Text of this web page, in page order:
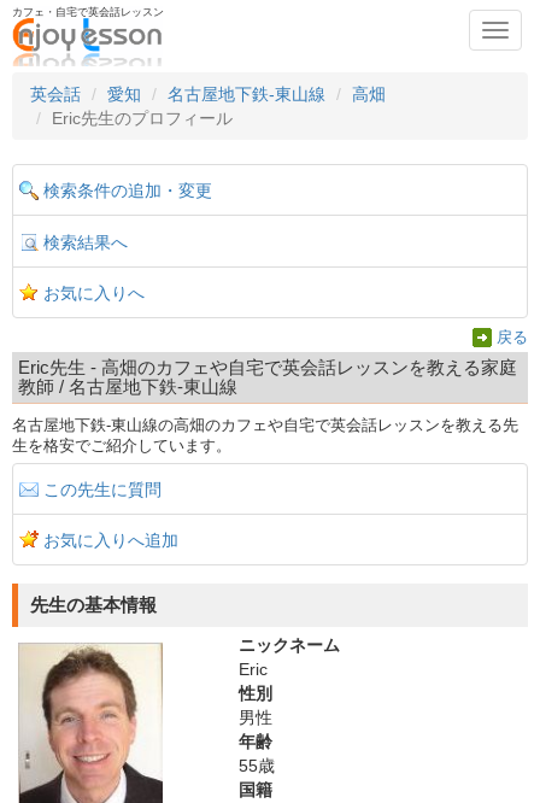
カフェ・自宅で英会話レッスン
英会話
愛知 名古屋地下鉄-東山線
高畑
Eric先生のプロフィール
検索条件の追加・変更
検索結果へ
お気に入りへ
戻る
Eric先生 - 高畑のカフェや自宅で英会話レッスンを教える家庭
教師 / 名古屋地下鉄-東山線
名古屋地下鉄-東山線の高畑のカフェや自宅で英会話レッスンを教える先
生を格安でご紹介しています。
この先生に質問
お気に入りへ追加
先生の基本情報
ニックネーム
Eric
性別
男性
年齢
55歳
国籍